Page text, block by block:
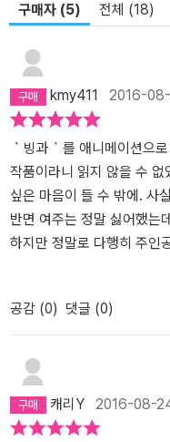
구매자 (5) 전체 (18)
kmy411 2016-
｀빙과｀를 애니메이션으
작품이라니 읽지 않을 수
싶은 마음이 들 수 밖에. 사
반면 여주는 정말 싫어했는
하지만 정말로 다행히 주인
히 소소하다. 주변에서 흔
들이다. 자전거 도둑이라거
타는법 같은. 하지만 그 맛
여름, 가을, 겨울 순으로 후
왜 소시민을 지향하게 되었
하루만에 다 읽을 정도다.
간격이 작지 않다. 빨리 다
공감 (0) 댓글 (0)
캐리Y 2016-08-